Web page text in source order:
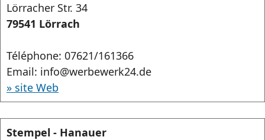
Lörracher Str. 34
79541 Lörrach
Téléphone: 07621/161366
Email: info@werbewerk24.de
» site Web
Stempel - Hanauer